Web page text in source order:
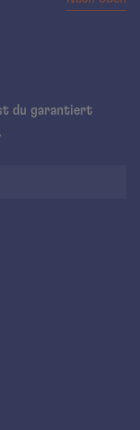
du garantiert